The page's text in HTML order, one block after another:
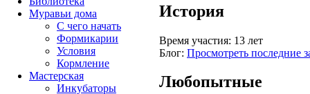
История
Время участия: 13 лет
Блог: Просмотреть последние
Любопытные
Муравьи дома
С чего начать
Формикарии
Условия
Кормление
Мастерская
Инкубаторы